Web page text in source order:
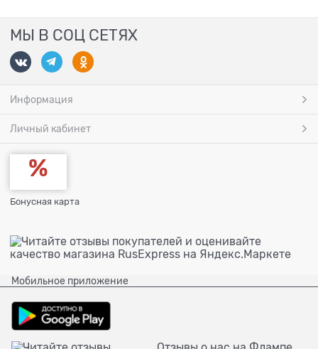
МЫ В СОЦ СЕТЯХ
Информация
Личный кабинет
Бонусная карта
Мобильное приложение